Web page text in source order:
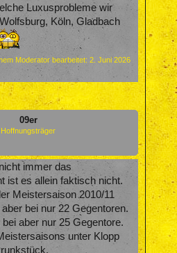
Luxusprobleme wir
Köln, Gladbach
Moderator bearbeitet:2. Juni 2026
09er
Hoffnungsträger
immer das
ist es allein faktisch nicht.
Meistersaison 2010/11
bei nur 22 Gegentoren.
aber nur 25 Gegentore.
unter Klopp